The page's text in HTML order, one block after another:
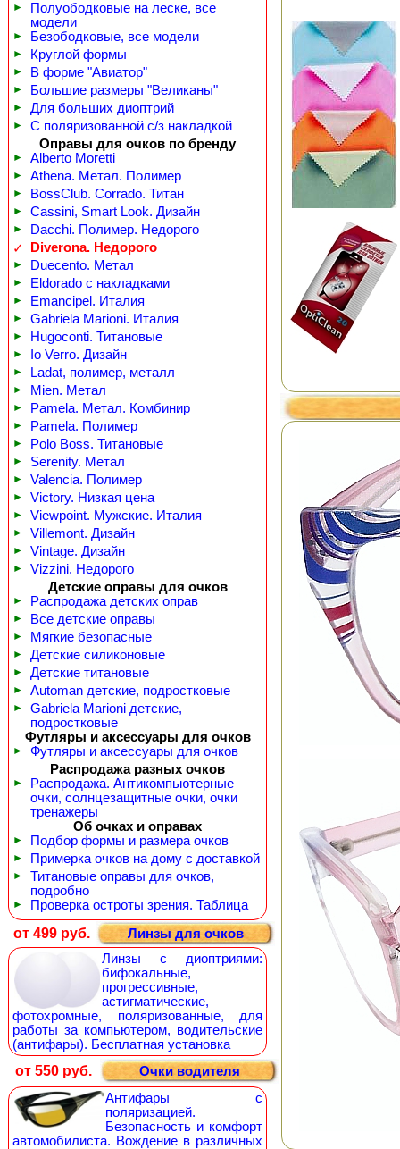
►
Полуободковые на леске, все
модели
► Безободковые, все модели
► Круглой формы
► В форме "Авиатор"
► Большие размеры "Великаны"
► Для больших диоптрий
►
С поляризованной с/з накладкой
Оправы для очков по бренду
► Alberto Moretti
► Athena. Метал. Полимер
► BossClub. Corrado. Титан
► Cassini, Smart Look. Дизайн
►
Dacchi. Полимер. Недорого
✓
Diverona. Недорого
► Duecento. Метал
► Eldorado с накладками
► Emancipel. Италия
► Gabriela Marioni. Италия
► Hugoconti. Титановые
► Io Verro. Дизайн
► Ladat, полимер, металл
► Mien. Метал
► Pamela. Метал. Комбинир
► Pamela. Полимер
► Polo Boss. Титановые
► Serenity. Метал
► Valencia. Полимер
► Victory. Низкая цена
► Viewpoint. Мужские. Италия
► Villemont. Дизайн
► Vintage. Дизайн
►
Vizzini. Недорого
Детские оправы для очков
► Распродажа детских оправ
► Все детские оправы
► Мягкие безопасные
► Детские силиконовые
► Детские титановые
► Automan детские, подростковые
►
Gabriela Marioni детские,
подростковые
Футляры и аксессуары для очков
►
Футляры и аксессуары для очков
Распродажа разных очков
►
Распродажа. Антикомпьютерные
очки, солнцезащитные очки, очки
тренажеры
Об очках и оправах
► Подбор формы и размера очков
► Примерка очков на дому с доставкой
►
Титановые оправы для очков,
подробно
► Проверка остроты зрения. Таблица
от 499 руб.
Линзы для очков
Линзы с диоптриями:
бифокальные,
прогрессивные,
астигматические,
фотохромные, поляризованные, для
работы за компьютером, водительские
(антифары). Бесплатная установка
от 550 руб.
Очки водителя
Антифары с
поляризацией.
Безопасность и комфорт
автомобилиста. Вождение в различных